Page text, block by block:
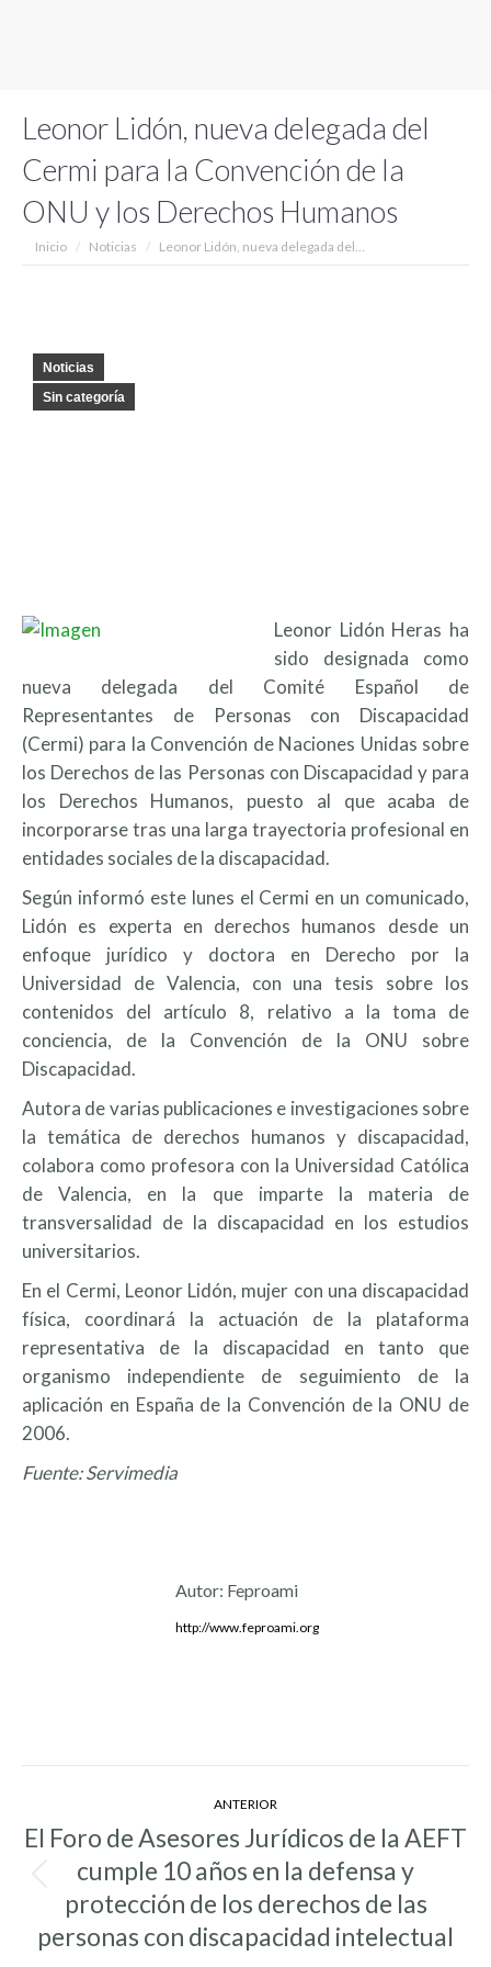
Leonor Lidón, nueva delegada del
Cermi para la Convención de la
ONU y los Derechos Humanos
Estás aquí:
Inicio Noticias Leonor Lidón, nueva delegada del…
Noticias
Sin categoría
Leonor Lidón Heras ha
sido designada como
nueva delegada del Comité Español de
Representantes de Personas con Discapacidad
(Cermi) para la Convención de Naciones Unidas sobre
los Derechos de las Personas con Discapacidad y para
los Derechos Humanos, puesto al que acaba de
incorporarse tras una larga trayectoria profesional en
entidades sociales de la discapacidad.
Según informó este lunes el Cermi en un comunicado,
Lidón es experta en derechos humanos desde un
enfoque jurídico y doctora en Derecho por la
Universidad de Valencia, con una tesis sobre los
contenidos del artículo 8, relativo a la toma de
conciencia, de la Convención de la ONU sobre
Discapacidad.
Autora de varias publicaciones e investigaciones sobre
la temática de derechos humanos y discapacidad,
colabora como profesora con la Universidad Católica
de Valencia, en la que imparte la materia de
transversalidad de la discapacidad en los estudios
universitarios.
En el Cermi, Leonor Lidón, mujer con una discapacidad
física, coordinará la actuación de la plataforma
representativa de la discapacidad en tanto que
organismo independiente de seguimiento de la
aplicación en España de la Convención de la ONU de
2006.
Fuente: Servimedia
Autor: Feproami
http://www.feproami.org
Navegación
entre
entradas
ANTERIOR
Entrada
anterior:
El Foro de Asesores Jurídicos de la AEFT
cumple 10 años en la defensa y
protección de los derechos de las
personas con discapacidad intelectual